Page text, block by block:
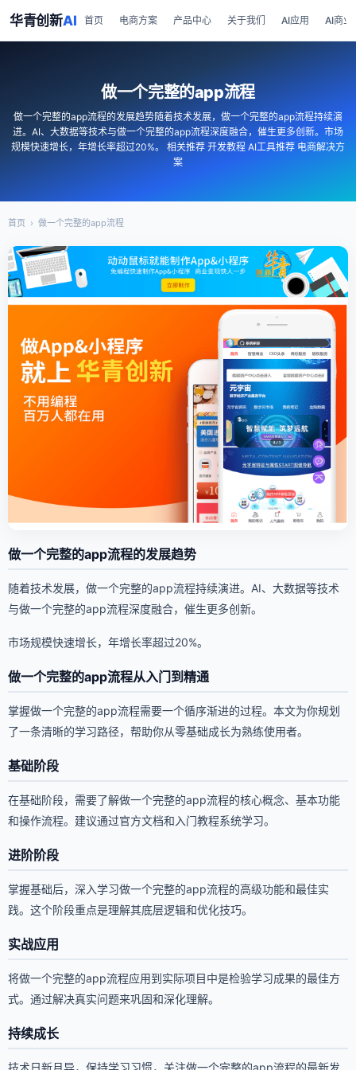
华青创新AI 首页 电商方案 产品中心 关于我们 AI应用 AI商业
做一个完整的app流程
做一个完整的app流程的发展趋势随着技术发展，做一个完整的app流程持续演
进。AI、大数据等技术与做一个完整的app流程深度融合，催生更多创新。市场
规模快速增长，年增长率超过20%。 相关推荐 开发教程 AI工具推荐 电商解决方
案
首页 › 做一个完整的app流程
做一个完整的app流程的发展趋势
随着技术发展，做一个完整的app流程持续演进。AI、大数据等技术
与做一个完整的app流程深度融合，催生更多创新。
市场规模快速增长，年增长率超过20%。
做一个完整的app流程从入门到精通
掌握做一个完整的app流程需要一个循序渐进的过程。本文为你规划
了一条清晰的学习路径，帮助你从零基础成长为熟练使用者。
基础阶段
在基础阶段，需要了解做一个完整的app流程的核心概念、基本功能
和操作流程。建议通过官方文档和入门教程系统学习。
进阶阶段
掌握基础后，深入学习做一个完整的app流程的高级功能和最佳实
践。这个阶段重点是理解其底层逻辑和优化技巧。
实战应用
将做一个完整的app流程应用到实际项目中是检验学习成果的最佳方
式。通过解决真实问题来巩固和深化理解。
持续成长
技术日新月异，保持学习习惯，关注做一个完整的app流程的最新发